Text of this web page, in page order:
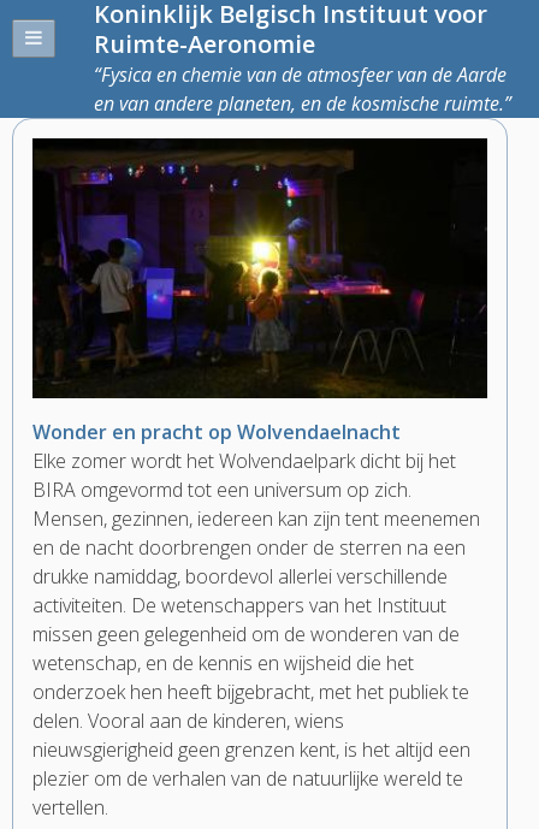
Koninklijk Belgisch Instituut voor
Ruimte-Aeronomie
Fysica en chemie van de atmosfeer van de Aarde
en van andere planeten, en de kosmische ruimte.
Wonder en pracht op Wolvendaelnacht
Elke zomer wordt het Wolvendaelpark dicht bij het
BIRA omgevormd tot een universum op zich.
Mensen, gezinnen, iedereen kan zijn tent meenemen
en de nacht doorbrengen onder de sterren na een
drukke namiddag, boordevol allerlei verschillende
activiteiten. De wetenschappers van het Instituut
missen geen gelegenheid om de wonderen van de
wetenschap, en de kennis en wijsheid die het
onderzoek hen heeft bijgebracht, met het publiek te
delen. Vooral aan de kinderen, wiens
nieuwsgierigheid geen grenzen kent, is het altijd een
plezier om de verhalen van de natuurlijke wereld te
vertellen.